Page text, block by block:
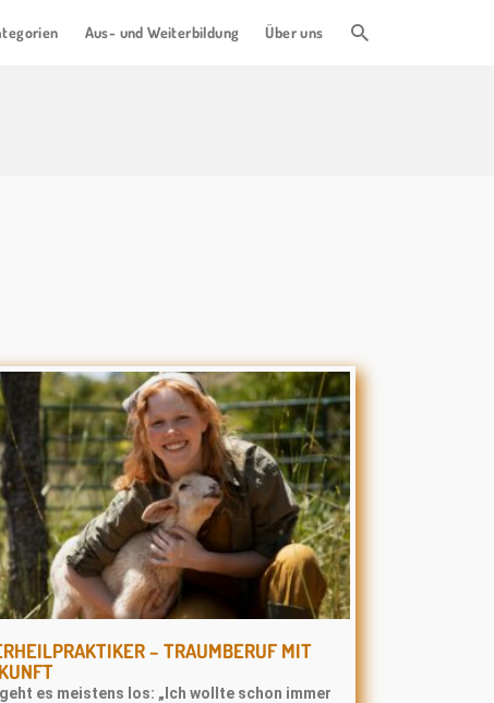
Aus- und Weiterbildung Über uns
– TRAUMBERUF MIT
es meistens los: „Ich wollte schon immer